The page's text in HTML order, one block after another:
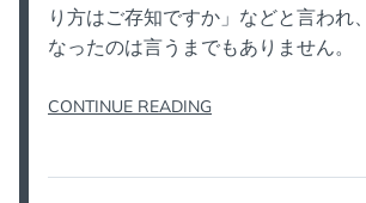
り方はご存知ですか」などと言われ
なったのは言うまでもありません。
CONTINUE READING“亀
皮